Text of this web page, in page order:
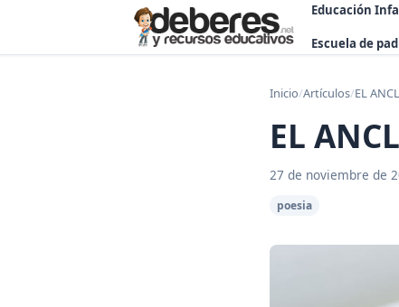
Educación
Escuela de
Inicio/Artículos/EL
EL
27 de noviembre de
poesia